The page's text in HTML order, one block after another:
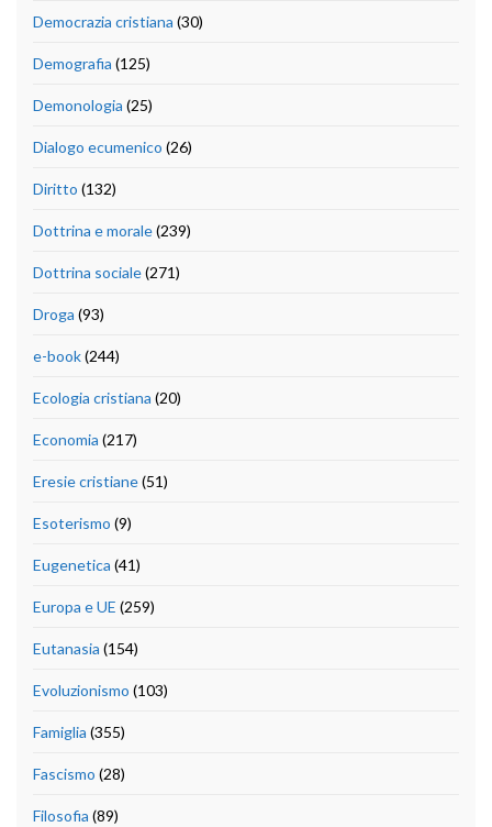
Democrazia cristiana (30)
Demografia (125)
Demonologia (25)
Dialogo ecumenico (26)
Diritto (132)
Dottrina e morale(239)
Dottrina sociale(271)
Droga (93)
e-book(244)
Ecologia cristiana (20)
Economia (217)
Eresie cristiane(51)
Esoterismo (9)
Eugenetica (41)
Europa e UE (259)
Eutanasia (154)
Evoluzionismo (103)
Famiglia (355)
Fascismo (28)
Filosofia (89)